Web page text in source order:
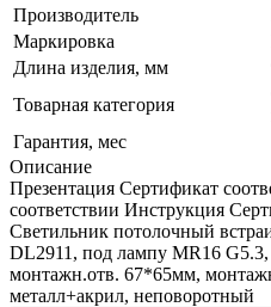
Производитель
Маркировка
Длина изделия, мм
Товарная категория
Гарантия, мес
Описание
Презентация Сертификат
соответствии Инструкция
Светильник потолочный
DL2911, под лампу MR16
монтажн.отв. 67*65мм,
металл+акрил, неповоротный